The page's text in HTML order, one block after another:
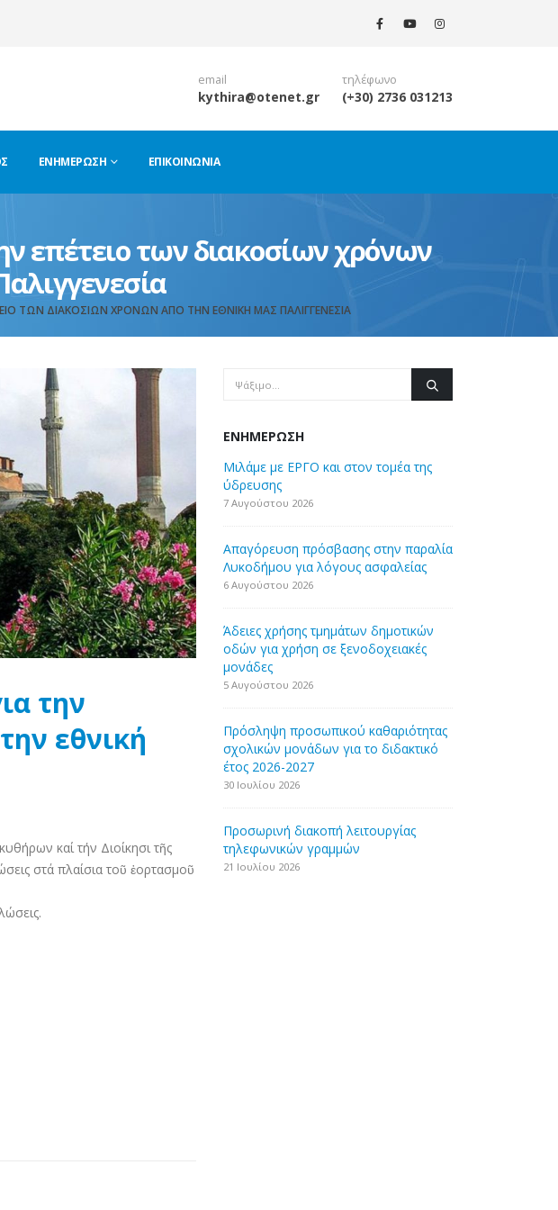
email
kythira@otenet.gr
τηλέφωνο
(+30) 2736 031213
ΕΝΗΜΈΡΩΣΗ ΕΠΙΚΟΙΝΩΝΊΑ
επέτειο των διακοσίων χρόνων
ΤΩΝ ΔΙΑΚΟΣΊΩΝ ΧΡΌΝΩΝ ΑΠΌ ΤΗΝ ΕΘΝΙΚΉ ΜΑΣ ΠΑΛΙΓΓΕΝΕΣΊΑ
την
εθνική
καί τήν Διοίκησι τῆς
στά πλαίσια τοῦ ἑορτασμοῦ
ΕΝΗΜΈΡΩΣΗ
Μιλάμε με ΕΡΓΟ και στον τομέα της
ύδρευσης
7 Αυγούστου 2026
Απαγόρευση πρόσβασης στην παραλία
Λυκοδήμου για λόγους ασφαλείας
6 Αυγούστου 2026
Άδειες χρήσης τμημάτων δημοτικών
οδών για χρήση σε ξενοδοχειακές
μονάδες
5 Αυγούστου 2026
Πρόσληψη προσωπικού καθαριότητας
σχολικών μονάδων για το διδακτικό
έτος 2026-2027
30 Ιουλίου 2026
Προσωρινή διακοπή λειτουργίας
τηλεφωνικών γραμμών
21 Ιουλίου 2026